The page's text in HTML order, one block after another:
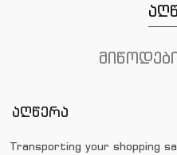
აღწერა
Transporting your shopping